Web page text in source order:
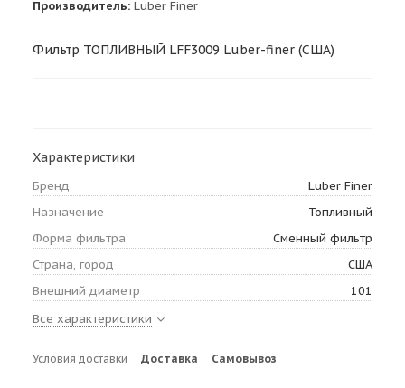
Производитель: Luber Finer
Фильтр ТОПЛИВНЫЙ LFF3009 Luber-finer (США)
Характеристики
Бренд
Luber Finer
Назначение
Топливный
Форма фильтра
Сменный фильтр
Страна, город
США
Внешний диаметр
101
Все характеристики
Условия доставки Доставка Самовывоз